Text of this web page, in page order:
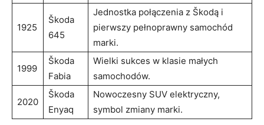
1925
Škoda
645
Jednostka połączenia z Škodą i
pierwszy pełnoprawny samochód
marki.
1999
Škoda​
Fabia
Wielki sukces w klasie małych
samochodów.
2020
Škoda
Enyaq
Nowoczesny SUV elektryczny,
symbol zmiany marki.